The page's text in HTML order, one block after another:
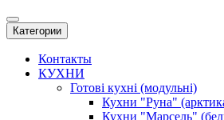
Категории
Контакты
КУХНИ
Готові кухні (модульні)
Кухни "Руна"
Кухни "Марсель"